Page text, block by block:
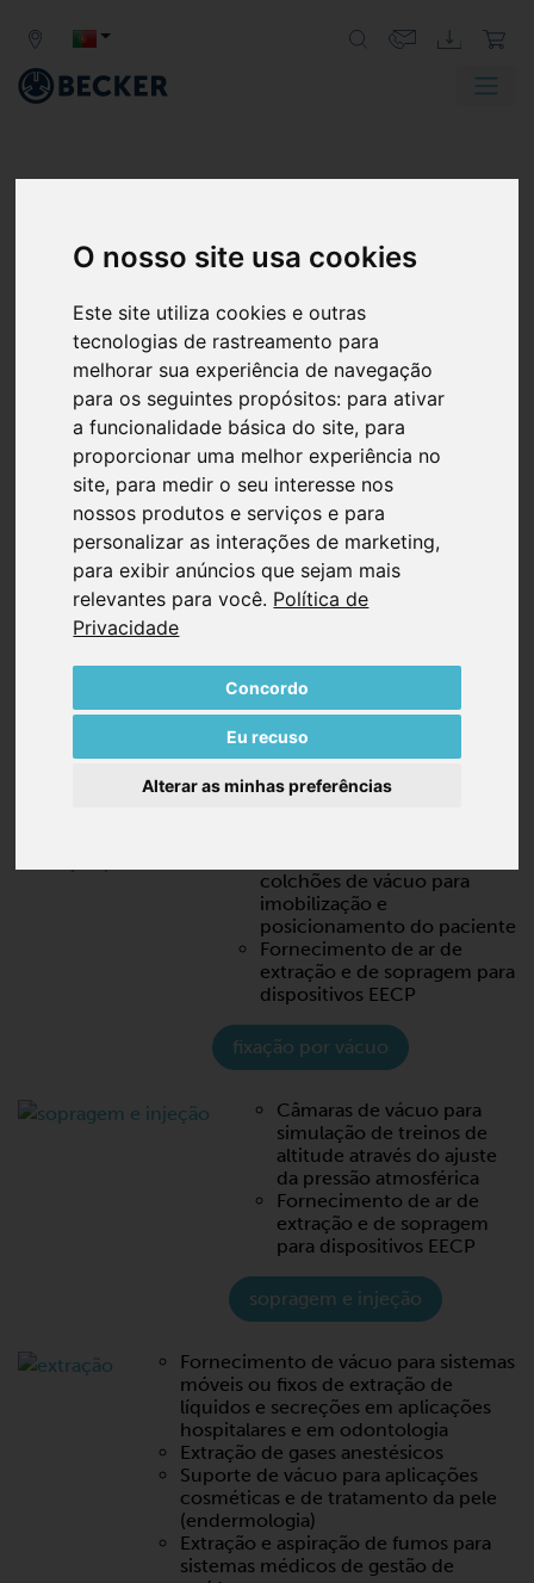
O nosso site usa cookies
Este site utiliza cookies e outras
tecnologias de rastreamento para
melhorar sua experiência de navegação
para os seguintes propósitos: para ativar
a funcionalidade básica do site, para
proporcionar uma melhor experiência no
site, para medir o seu interesse nos
nossos produtos e serviços e para
personalizar as interações de marketing,
para exibir anúncios que sejam mais
relevantes para você. Política de
Privacidade
Concordo
Eu recuso
Alterar as minhas preferências
"As bombas de vácuo e os compressores Becker
A indústria médica confia na higiene e na fiabilidade –
dia após dia. As bombas de vácuo, sistemas de vácuo e
compressores Becker são soluções individuais que
cumprem sempre as mais exigentes normas
internacionais. Inúmeros hospitais em todo o mundo
dependem das bombas de vácuo e dos compressores
Becker. São o "pacemaker" de confiança para inúmeras
aplicações de tecnologia médica.
EXEMPLOS DE APLICAÇÕES
PARA BOMBAS DE VÁCUO E
colchões de vácuo para
imobilização e
posicionamento do paciente
Fornecimento de ar de
extração e de sopragem para
dispositivos EECP
fixação por vácuo
Câmaras de vácuo para
simulação de treinos de
altitude através do ajuste
da pressão atmosférica
Fornecimento de ar de
extração e de sopragem
para dispositivos EECP
sopragem e injeção
Fornecimento de vácuo para sistemas
móveis ou fixos de extração de
líquidos e secreções em aplicações
hospitalares e em odontologia
Extração de gases anestésicos
Suporte de vácuo para aplicações
cosméticas e de tratamento da pele
(endermologia)
Extração e aspiração de fumos para
sistemas médicos de gestão de